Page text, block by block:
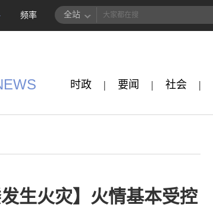
频率 全站
时政 | 要闻 | 社会 |
生火灾】火情基本受控